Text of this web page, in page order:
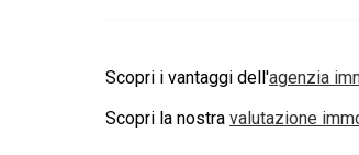
Scopri i vantaggi dell'agenzia
Scopri la nostra valutazione